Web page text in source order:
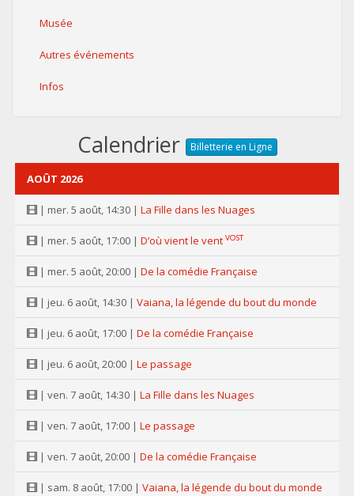
Musée
Autres événements
Infos
Calendrier Billetterie en Ligne
AOÛT 2026
| mer. 5 août, 14:30 | La Fille dans les Nuages
| mer. 5 août, 17:00 | D’où vient le vent VOST
| mer. 5 août, 20:00 | De la comédie Française
| jeu. 6 août, 14:30 | Vaiana, la légende du bout du monde
| jeu. 6 août, 17:00 | De la comédie Française
| jeu. 6 août, 20:00 | Le passage
| ven. 7 août, 14:30 | La Fille dans les Nuages
| ven. 7 août, 17:00 | Le passage
| ven. 7 août, 20:00 | De la comédie Française
| sam. 8 août, 17:00 | Vaiana, la légende du bout du monde